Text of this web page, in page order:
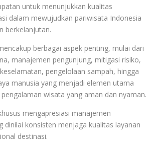
untuk menunjukkan kualitas
dalam mewujudkan pariwisata Indonesia
berkelanjutan.
berbagai aspek penting, mulai dari
manajemen pengunjung, mitigasi risiko,
pengelolaan sampah, hingga
manusia yang menjadi elemen utama
wisata yang aman dan nyaman.
mengapresiasi manajemen
dinilai konsisten menjaga kualitas layanan
destinasi.